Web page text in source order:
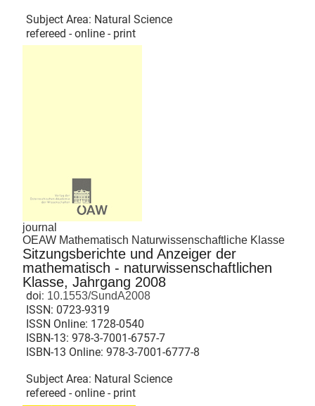
Subject Area: Natural Science
refereed - online - print
journal
OEAW Mathematisch Naturwissenschaftliche Klasse
Sitzungsberichte und Anzeiger der
mathematisch - naturwissenschaftlichen
Klasse, Jahrgang 2008
doi: 10.1553/SundA2008
ISSN: 0723-9319
ISSN Online: 1728-0540
ISBN-13: 978-3-7001-6757-7
ISBN-13 Online: 978-3-7001-6777-8
Subject Area: Natural Science
refereed - online - print